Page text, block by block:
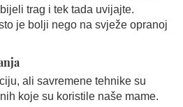
trag i tek tada uvijajte.
je bolji nego na svježe opranoj
ali savremene tehnike su
koje su koristile naše mame.